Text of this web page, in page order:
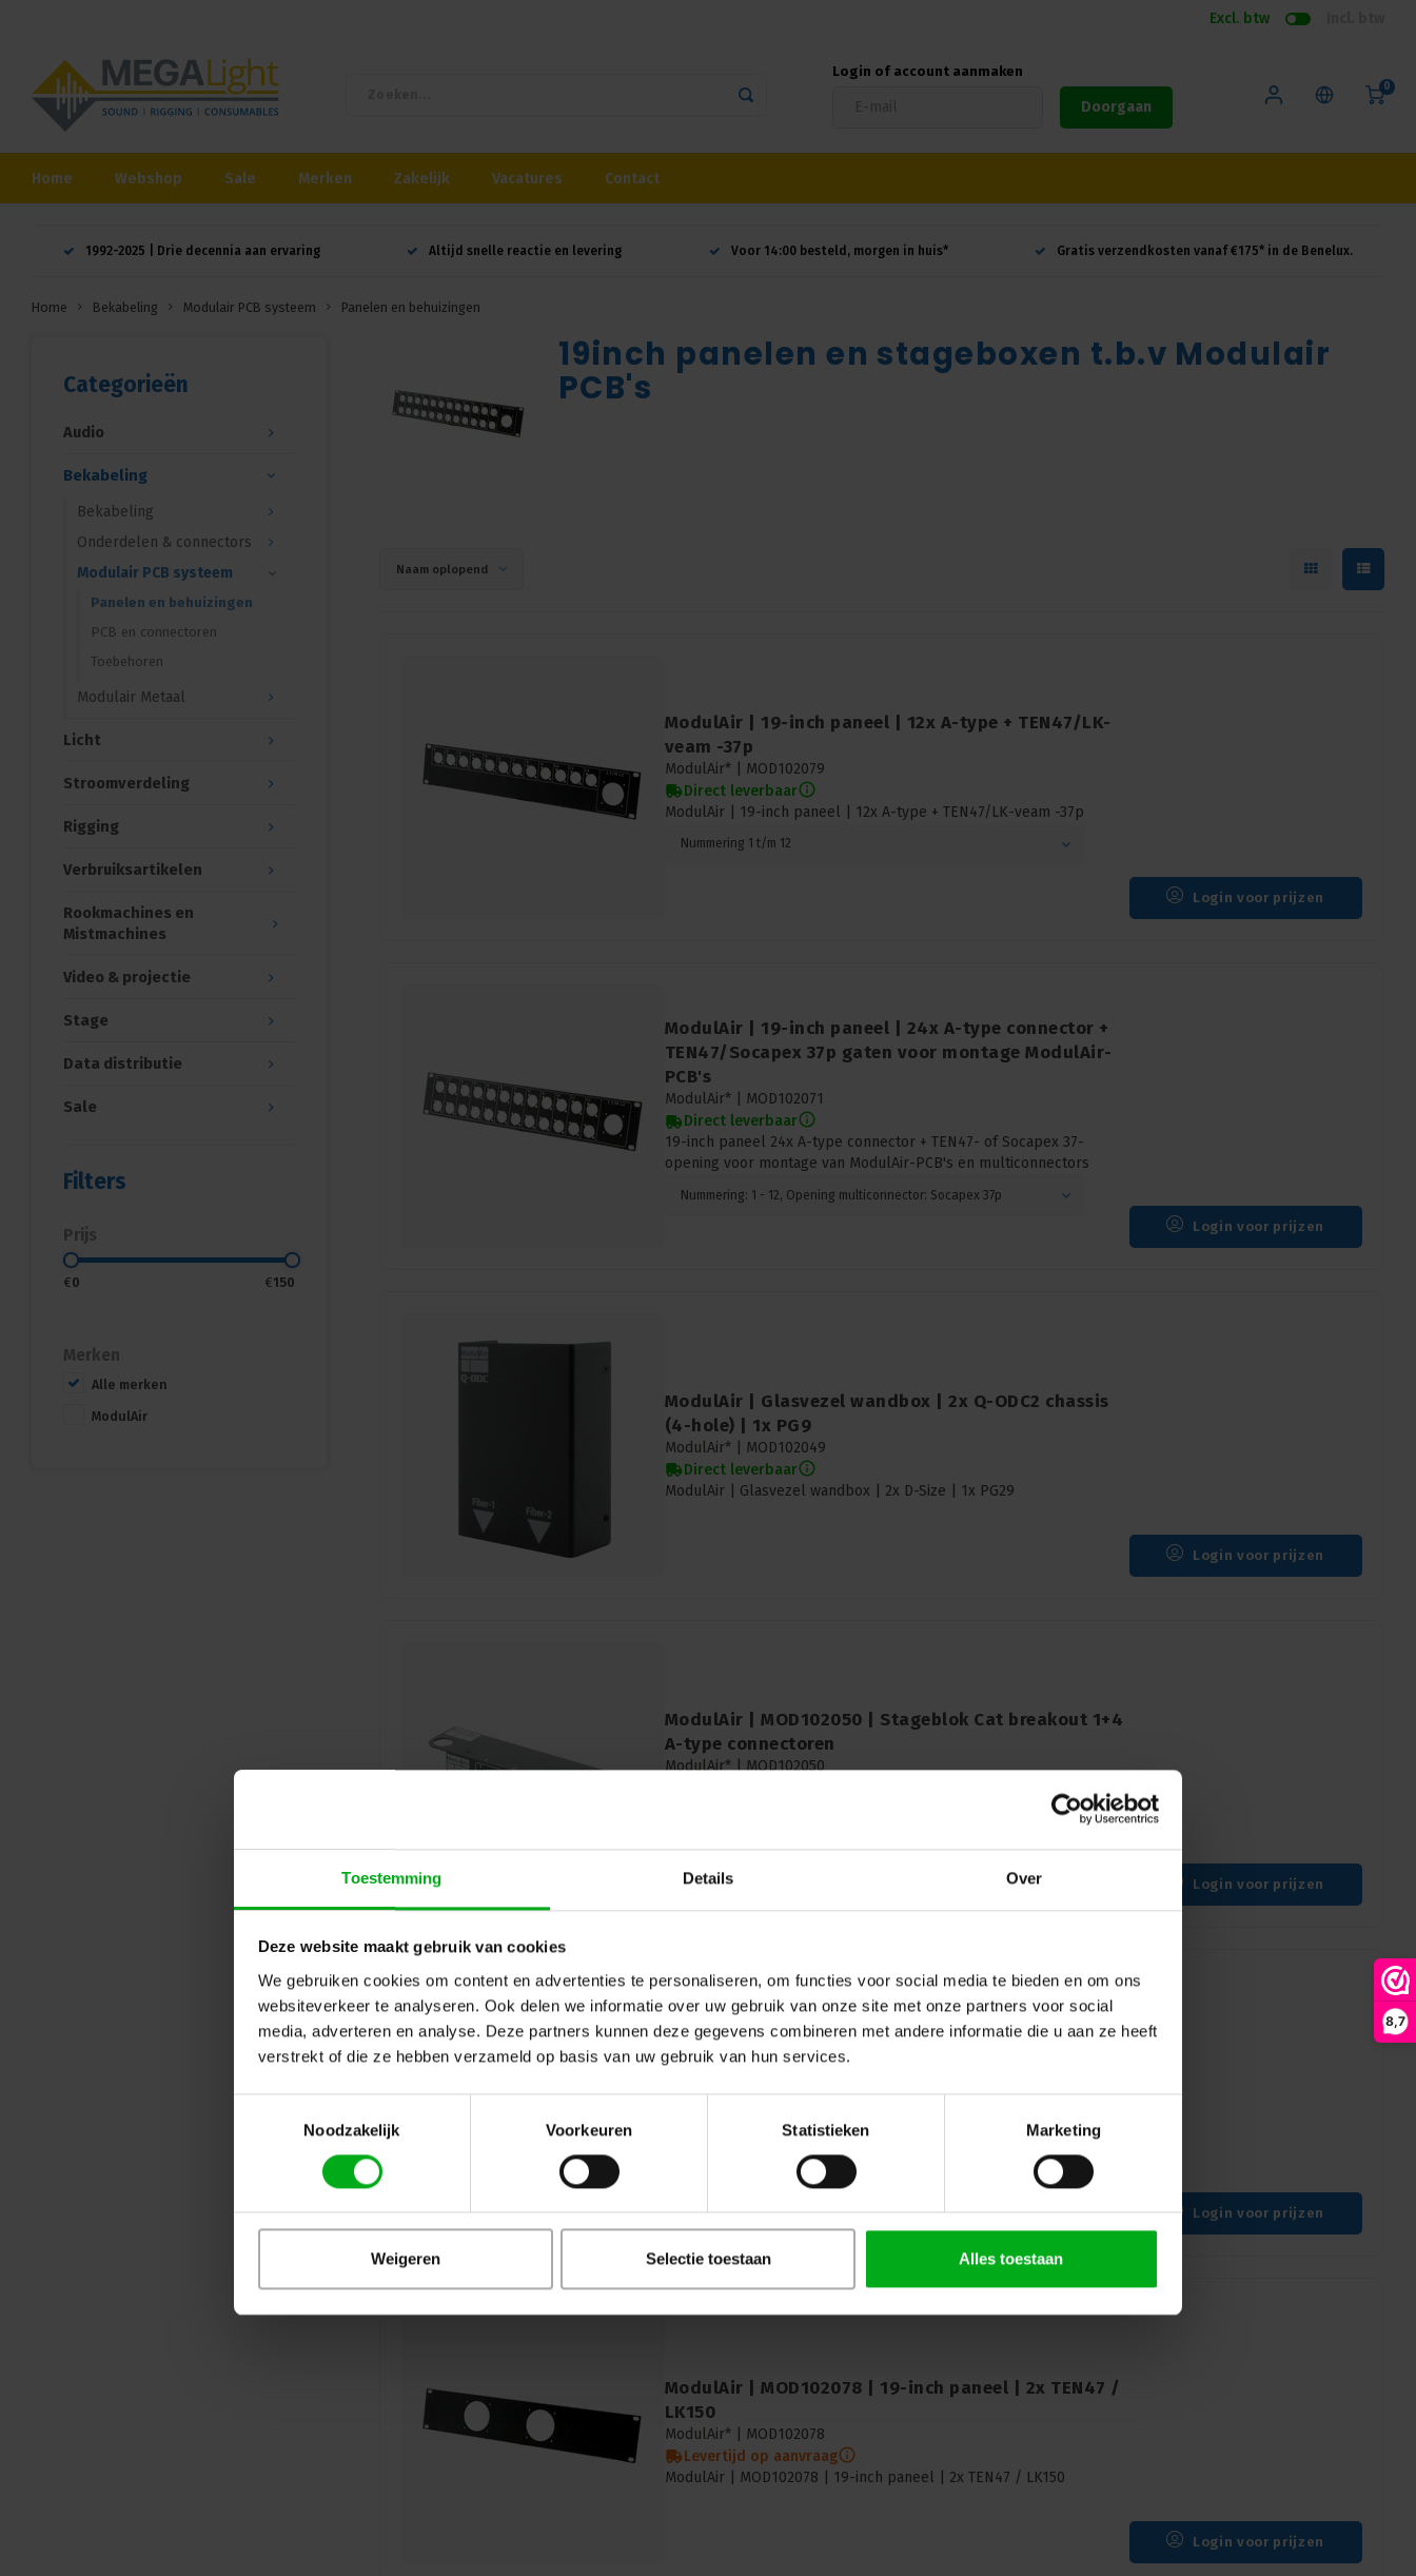
Toestemming Details Over
Deze website maakt gebruik van cookies
We gebruiken cookies om content en advertenties te personaliseren, om functies voor social media te bieden en om ons
websiteverkeer te analyseren. Ook delen we informatie over uw gebruik van onze site met onze partners voor social
media, adverteren en analyse. Deze partners kunnen deze gegevens combineren met andere informatie die u aan ze heeft
verstrekt of die ze hebben verzameld op basis van uw gebruik van hun services.
Noodzakelijk
Voorkeuren Statistieken Marketing
Weigeren Selectie toestaan Alles toestaan
8,7
Excl. btw
Login of account aanmaken
Doorgaan
0
Home Webshop Sale Merken Zakelijk Vacatures Contact
1992-2025 | Drie decennia aan ervaring Altijd snelle reactie en levering Voor 14:00 besteld, morgen in huis* Gratis verzendkosten vanaf €175* in de Benelux.
Home Bekabeling Modulair PCB systeem Panelen en behuizingen
Categorieën
Audio
Bekabeling
Bekabeling
Onderdelen & connectors
Modulair PCB systeem
Panelen en behuizingen
PCB en connectoren
Toebehoren
Modulair Metaal
Licht
Stroomverdeling
Rigging
Verbruiksartikelen
Rookmachines en
Mistmachines
Video & projectie
Stage
Data distributie
Sale
Filters
Prijs
€0 €150
Merken
Alle merken
ModulAir
19inch panelen en stageboxen t.b.v Modulair
PCB's
Naam oplopend
ModulAir | 19-inch paneel | 12x A-type + TEN47/LK-
veam -37p
ModulAir* | MOD102079
Direct leverbaar
ModulAir | 19-inch paneel | 12x A-type + TEN47/LK-veam -37p
Nummering 1 t/m 12
Login voor prijzen
ModulAir | 19-inch paneel | 24x A-type connector +
TEN47/Socapex 37p gaten voor montage ModulAir-
PCB's
ModulAir* | MOD102071
Direct leverbaar
19-inch paneel 24x A-type connector + TEN47- of Socapex 37-
opening voor montage van ModulAir-PCB's en multiconnectors
Nummering: 1 - 12, Opening multiconnector: Socapex 37p
Login voor prijzen
ModulAir | Glasvezel wandbox | 2x Q-ODC2 chassis
(4-hole) | 1x PG9
ModulAir* | MOD102049
Direct leverbaar
ModulAir | Glasvezel wandbox | 2x D-Size | 1x PG29
Login voor prijzen
ModulAir | MOD102050 | Stageblok Cat breakout 1+4
A-type connectoren
ModulAir* |MOD102050
ModulAir | MOD102050 | Stageblok Cat breakout 1+4 A-type
Login voor prijzen
ModulAir | MOD102077 | 19-inch paneel | t.b.v 4x
12ch Break-out Break-in MOD102022
ModulAir* |MOD102077
ModulAir 19"-paneel voor montage van MOD102022 break-in/out
Login voor prijzen
ModulAir | MOD102078 | 19-inch paneel | 2x TEN47 /
LK150
ModulAir* | MOD102078
Levertijd op aanvraag
ModulAir | MOD102078 | 19-inch paneel | 2x TEN47 / LK150
Login voor prijzen